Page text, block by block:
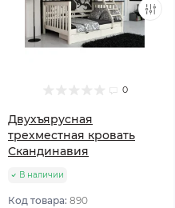
0
Двухъярусная
трехместная кровать
Скандинавия
В наличии
Код товара: 890